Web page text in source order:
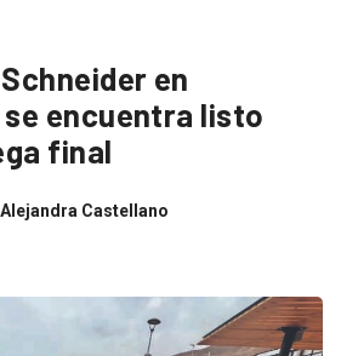
en
encuentra listo
final
Alejandra Castellano